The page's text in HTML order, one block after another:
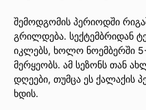
შემოდგომის პერიოდში
გრილდება. სექტემბრიდან
იკლებს, ხოლო ნოემბერში
მერყეობს. ამ სეზონს თან
დღეები, თუმცა ეს ქალაქის
ხდის.